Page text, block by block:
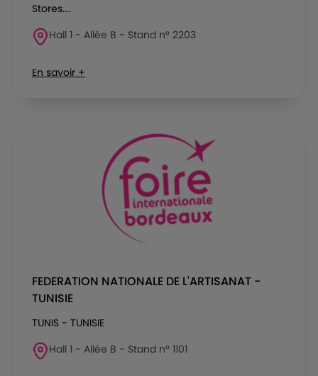
Stores....
Hall 1 - Allée B - Stand n° 2203
En savoir +
FEDERATION NATIONALE DE L'ARTISANAT -
TUNISIE
TUNIS - TUNISIE
Hall 1 - Allée B - Stand n° 1101